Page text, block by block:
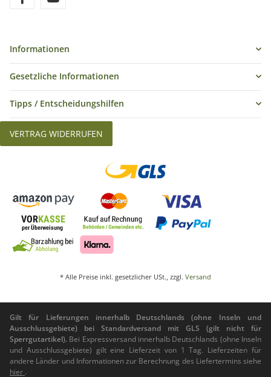
Informationen
Gesetzliche Informationen
Tipps / Entscheidungshilfen
VERTRAG WIDERRUFEN
* Alle Preise inkl. gesetzlicher USt., zzgl. Versand
Gilt für Lieferungen innerhalb Deutschlands (ohne Inseln und
Ausschlussgebiete) bei Standardversand mit GLS (gilt nicht für
Sperrgutartikel). Bei Expressversand innerhalb Deutschlands (ohne Inseln
und Ausschlussgebiete) gilt eine Lieferzeit von 1 Tag. Lieferzeiten für
andere Länder und Informationen zur Berechnung des Liefertermins siehe
hier .